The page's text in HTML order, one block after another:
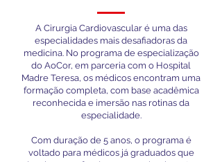
A Cirurgia Cardiovascular é uma das
especialidades mais desafiadoras da
medicina. No programa de especialização
do AoCor, em parceria com o Hospital
Madre Teresa, os médicos encontram uma
formação completa, com base acadêmica
reconhecida e imersão nas rotinas da
especialidade.
Com duração de 5 anos, o programa é
voltado para médicos já graduados que